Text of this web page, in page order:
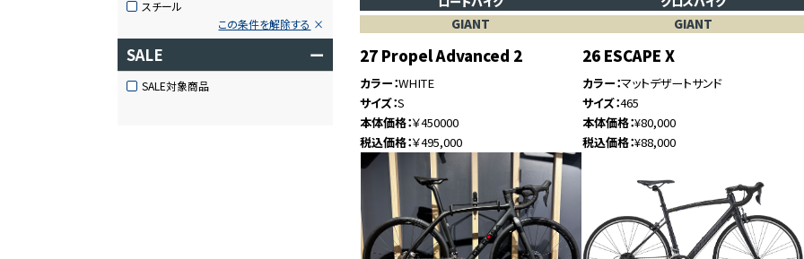
スチール
この条件を解除する
SALE ー
SALE対象商品
GIANT
27 Propel Advanced 2
カラー WHITE
サイズ S
本体価格 ￥450000
税込価格 ￥495,000
GIANT
26 ESCAPE X
カラー マットデザートサンド
サイズ 465
本体価格 ¥80,000
税込価格 ¥88,000